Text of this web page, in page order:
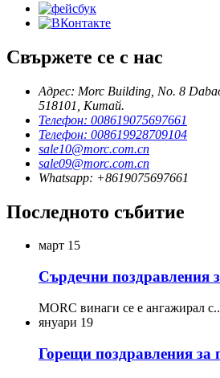
Свържете се с нас
Адрес: Morc Building, No. 8
518101, Китай.
Телефон: 008619075697661
Телефон: 008619928709104
sale10@morc.com.cn
sale09@morc.com.cn
Whatsapp: +8619075697661
Последното събитие
март 15
Сърдечни поздравления
MORC винаги се е ангажирал
януари 19
Горещи поздравления за